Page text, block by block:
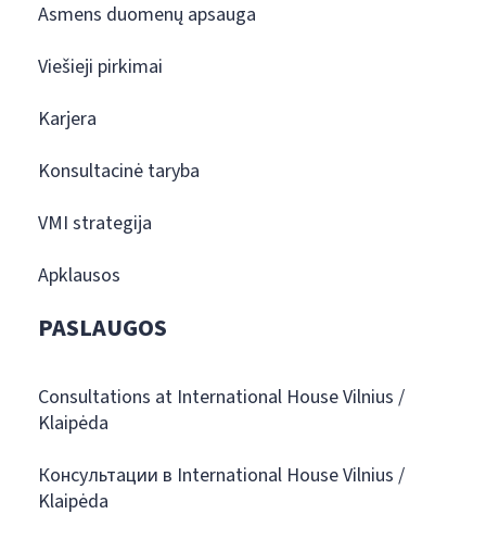
Asmens duomenų apsauga
Viešieji pirkimai
Karjera
Konsultacinė taryba
VMI strategija
Apklausos
PASLAUGOS
Consultations at International House Vilnius /
Klaipėda
Консультации в International House Vilnius /
Klaipėda